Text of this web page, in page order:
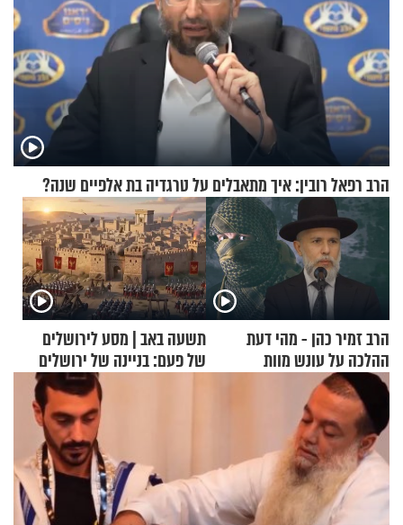
הרב רפאל רובין: איך מתאבלים על טרגדיה בת אלפיים שנה?
הרב זמיר כהן - מהי דעת
ההלכה על עונש מוות
למחבלים?
תשעה באב | מסע לירושלים
של פעם: בניינה של ירושלים